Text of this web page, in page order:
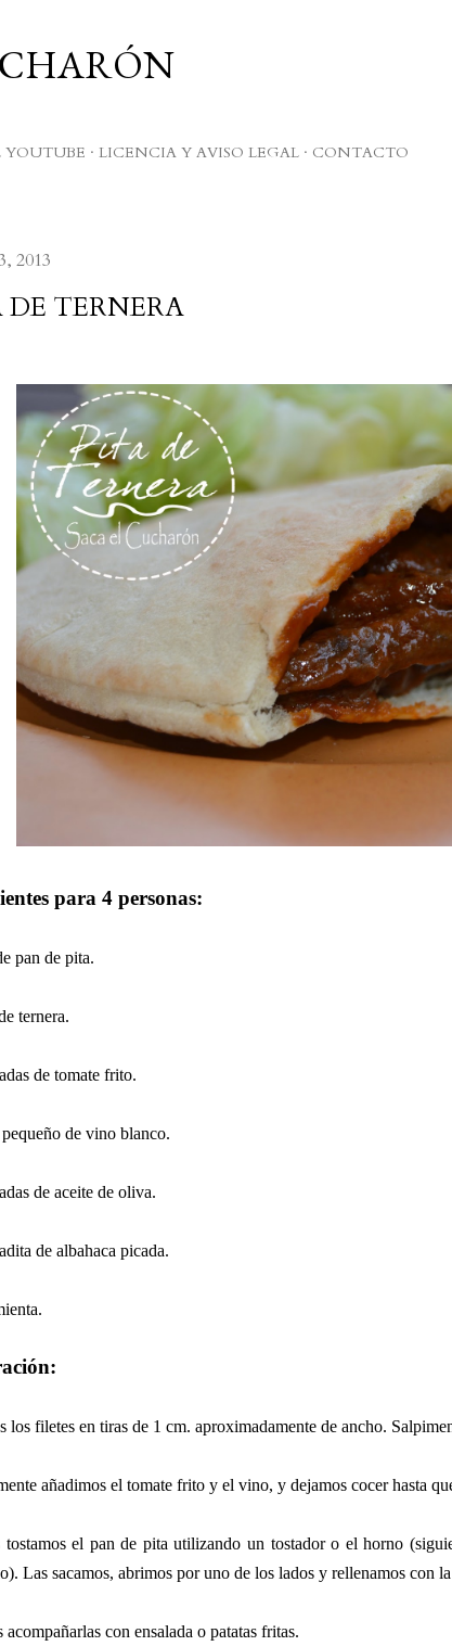
YOUTUBE LICENCIA Y AVISO LEGAL CONTACTO
2013
DE TERNERA
para 4 personas:
pan de pita.
ternera.
de tomate frito.
de vino blanco.
de aceite de oliva.
de albahaca picada.
los filetes en tiras de 1 cm. aproximadamente de ancho.
añadimos el tomate frito y el vino, y dejamos cocer hasta
tostamos el pan de pita utilizando un tostador o el horno
Las sacamos, abrimos por uno de los lados y rellenamos con
acompañarlas con ensalada o patatas fritas.